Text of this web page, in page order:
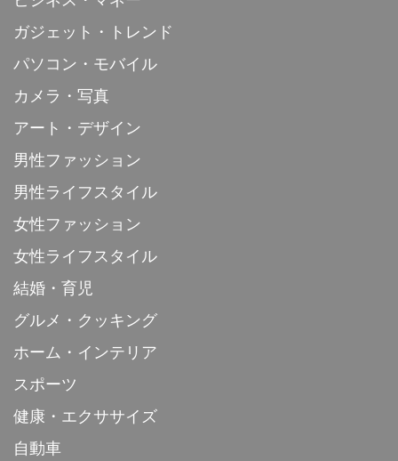
ガジェット・トレンド
パソコン・モバイル
カメラ・写真
アート・デザイン
男性ファッション
男性ライフスタイル
女性ファッション
女性ライフスタイル
結婚・育児
グルメ・クッキング
ホーム・インテリア
スポーツ
健康・エクササイズ
自動車